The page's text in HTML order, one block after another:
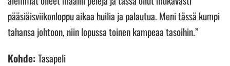
pääsiäisviikonloppu aikaa huilia ja palautua. Meni tässä kumpi
tahansa johtoon, niin lopussa toinen kampeaa tasoihin.”
Kohde:Tasapeli